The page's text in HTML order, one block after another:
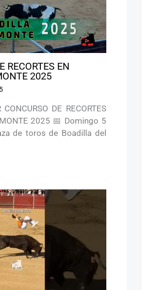
RECORTES EN
2025
DE RECORTES
2025 📅 Domingo 5
de toros de Boadilla del